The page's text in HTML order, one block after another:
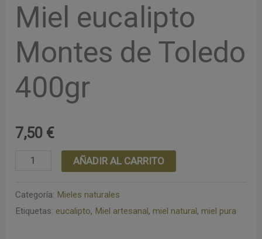
Miel eucalipto
Montes de Toledo
400gr
7,50 €
Miel
Montes
de
AÑADIR AL CARRITO
Categoría: Mieles naturales
Etiquetas: eucalipto, Miel artesanal,miel natural,miel pura